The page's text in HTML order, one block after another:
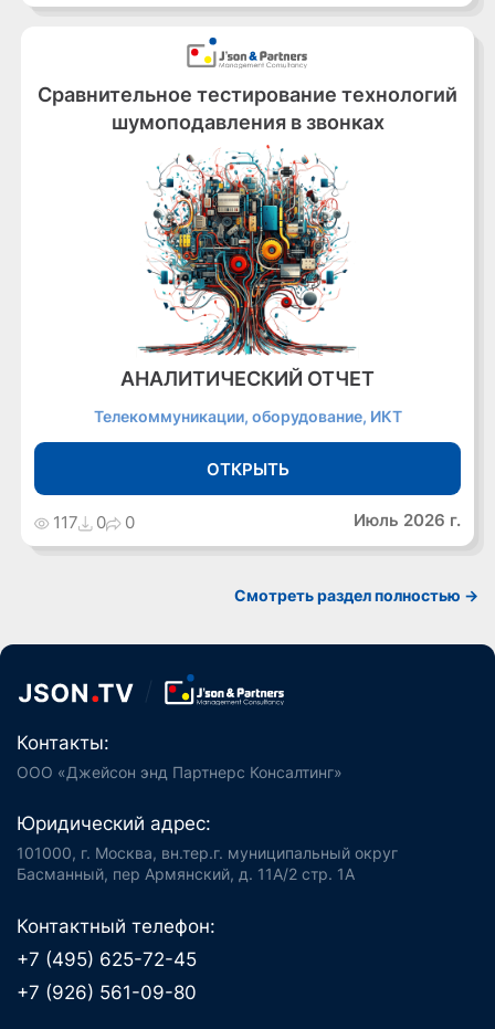
Сравнительное тестирование технологий
шумоподавления в звонках
АНАЛИТИЧЕСКИЙ ОТЧЕТ
Телекоммуникации, оборудование, ИКТ
ОТКРЫТЬ
117 0 0 Июль 2026 г.
Cмотреть раздел полностью ->
Контакты:
ООО «Джейсон энд Партнерс Консалтинг»
Юридический адрес:
101000, г. Москва, вн.тер.г. муниципальный округ
Басманный, пер Армянский, д. 11А/2 стр. 1А
Контактный телефон:
+7 (495) 625-72-45
+7 (926) 561-09-80